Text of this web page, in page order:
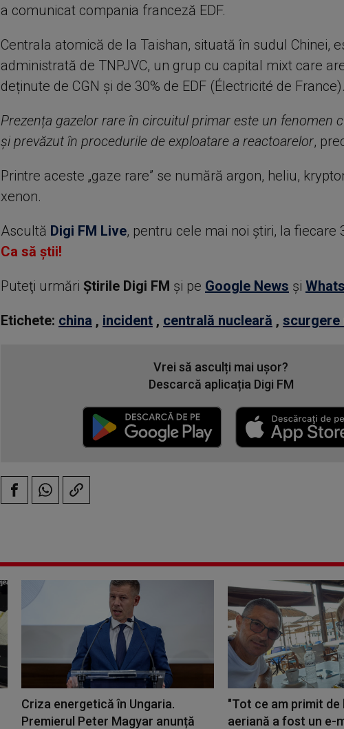
a comunicat compania franceză EDF.
Centrala atomică de la Taishan, situată în sudul Chinei,
administrată de TNPJVC, un grup cu capital mixt care
deținute de CGN și de 30% de EDF (Électricité de France).
Prezența gazelor rare în circuitul primar este un fenomen
și prevăzut în procedurile de exploatare a reactoarelor,
Printre aceste „gaze rare” se numără argon, heliu,
xenon.
Ascultă Digi FM Live, pentru cele mai noi știri, la fiecare
Ca să știi!
Puteţi urmări Știrile Digi FM şi pe Google News şi
Etichete: china , incident, centrală nucleară , scurgere
Vrei să asculți mai ușor?
Descarcă aplicația Digi FM
Criza energetică în Ungaria.
Premierul Peter Magyar anunță
"Tot ce am primit de
aeriană a fost un e-